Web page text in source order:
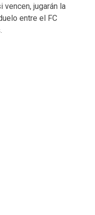
vencen, jugarán la
entre el FC